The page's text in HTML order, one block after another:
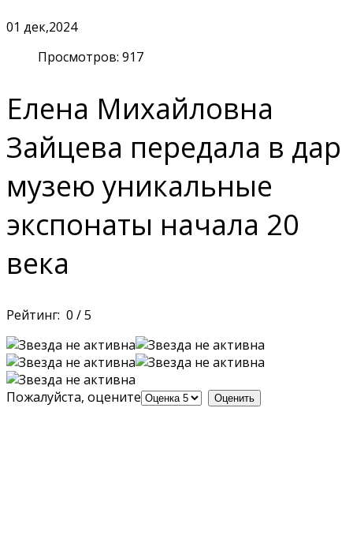
01 дек,2024
Просмотров: 917
Елена Михайловна
Зайцева передала в дар
музею уникальные
экспонаты начала 20
века
Рейтинг: 0 /5
Пожалуйста, оцените